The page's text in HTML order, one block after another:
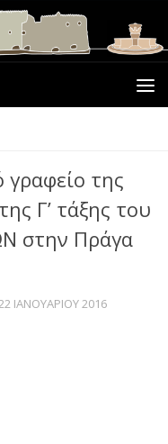
γραφείο της
Γ’ τάξης του
στην Πράγα
ΙΑΝΟΥΑΡΊΟΥ 2016